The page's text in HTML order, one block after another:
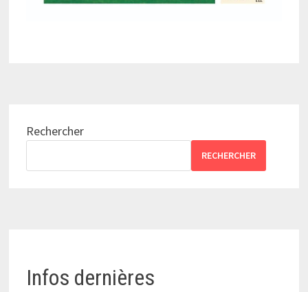
Rechercher
RECHERCHER
Infos dernières